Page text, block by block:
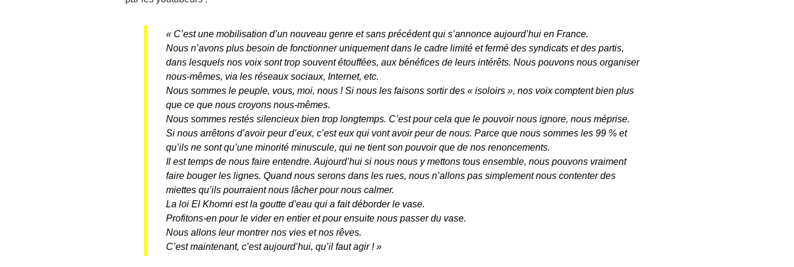
« C’est une mobilisation d’un nouveau genre et sans précédent qui s’annonce aujourd’hui en France.
Nous n’avons plus besoin de fonctionner uniquement dans le cadre limité et fermé des syndicats et des partis,
dans lesquels nos voix sont trop souvent étouffées, aux bénéfices de leurs intérêts. Nous pouvons nous organiser
nous-mêmes, via les réseaux sociaux, Internet, etc.
Nous sommes le peuple, vous, moi, nous ! Si nous les faisons sortir des « isoloirs », nos voix comptent bien plus
que ce que nous croyons nous-mêmes.
Nous sommes restés silencieux bien trop longtemps. C’est pour cela que le pouvoir nous ignore, nous méprise.
Si nous arrêtons d’avoir peur d’eux, c’est eux qui vont avoir peur de nous. Parce que nous sommes les 99 % et
qu’ils ne sont qu’une minorité minuscule, qui ne tient son pouvoir que de nos renoncements.
Il est temps de nous faire entendre. Aujourd’hui si nous nous y mettons tous ensemble, nous pouvons vraiment
faire bouger les lignes. Quand nous serons dans les rues, nous n’allons pas simplement nous contenter des
miettes qu’ils pourraient nous lâcher pour nous calmer.
La loi El Khomri est la goutte d’eau qui a fait déborder le vase.
Profitons-en pour le vider en entier et pour ensuite nous passer du vase.
Nous allons leur montrer nos vies et nos rêves.
C’est maintenant, c’est aujourd’hui, qu’il faut agir ! »